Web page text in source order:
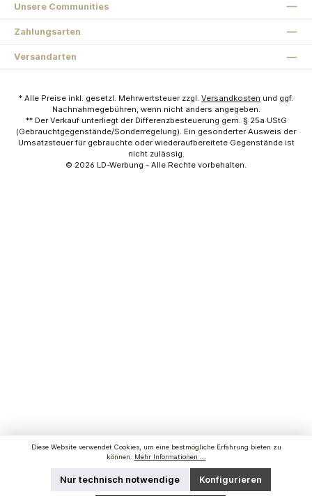
Unsere Communities
Zahlungsarten
Versandarten
* Alle Preise inkl. gesetzl. Mehrwertsteuer zzgl. Versandkosten und ggf.
Nachnahmegebühren, wenn nicht anders angegeben.
** Der Verkauf unterliegt der Differenzbesteuerung gem. § 25a UStG
(Gebrauchtgegenstände/Sonderregelung). Ein gesonderter Ausweis der
Umsatzsteuer für gebrauchte oder wiederaufbereitete Gegenstände ist
nicht zulässig.
© 2026 LD-Werbung - Alle Rechte vorbehalten.
Diese Website verwendet Cookies, um eine bestmögliche Erfahrung bieten zu
können.
Mehr Informationen ...
Nur technisch notwendige Konfigurieren